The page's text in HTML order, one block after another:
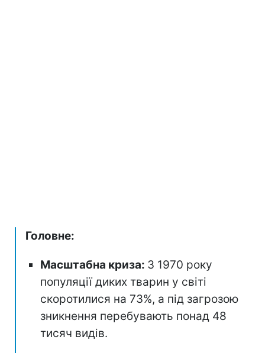
Головне:
Масштабна криза: З 1970 року
популяції диких тварин у світі
скоротилися на 73%, а під загрозою
зникнення перебувають понад 48
тисяч видів.